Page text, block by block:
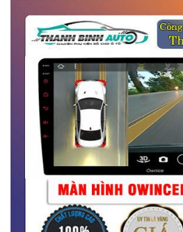
là:
11.900.000₫.
tại
là:
10.900.000₫.